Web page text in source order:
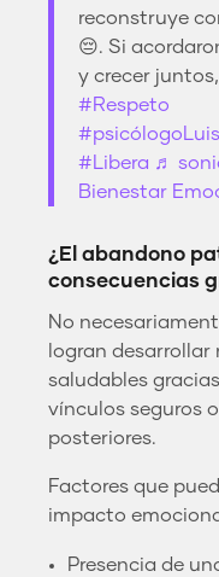
reconstruye
😔. Si
y crecer
#Respeto
#Libera ♬
Bienestar
¿El abandono
consecuencias
No
logran desarrollar
saludables
vínculos seguros
posteriores.
Factores que
impacto
Presencia de